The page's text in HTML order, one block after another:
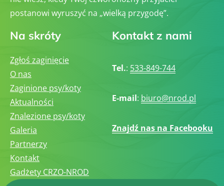
postanowi wyruszyć na „wielką przygodę”.
Na skróty
Zgłoś zaginięcie
O nas
Zaginione psy/koty
Aktualności
Znalezione psy/koty
Galeria
Partnerzy
Kontakt
Gadżety CRZO-NROD
Kontakt z nami
Tel.: 533-849-744
E-mail: biuro@nrod.pl
Znajdź nas na Facebooku